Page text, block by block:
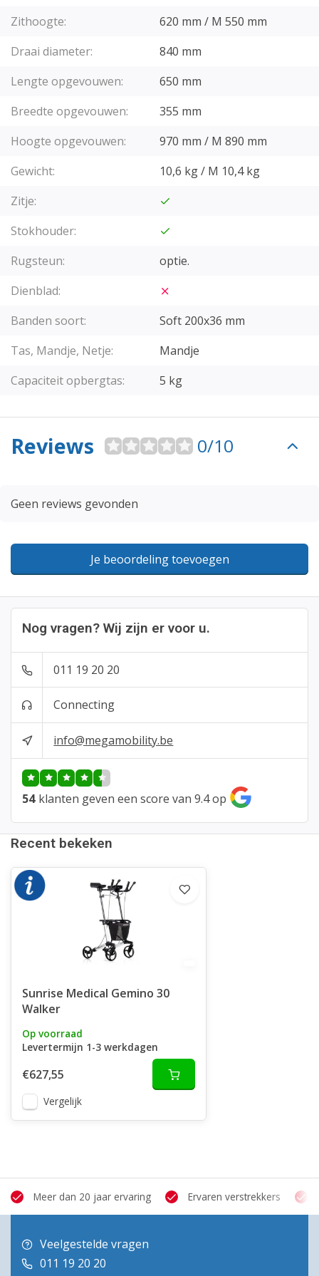
Zithoogte:
620 mm / M 550 mm
Draai diameter:
840 mm
Lengte opgevouwen:
650 mm
Breedte opgevouwen:
355 mm
Hoogte opgevouwen:
970 mm / M 890 mm
Gewicht:
10,6 kg / M 10,4 kg
Zitje:
Stokhouder:
Rugsteun:
optie.
Dienblad:
Banden soort:
Soft 200x36 mm
Tas, Mandje, Netje:
Mandje
Capaciteit opbergtas:
5 kg
Nog vragen? Wij zijn er voor u.
011 19 20 20
Connecting
info@megamobility.be
54 klanten geven een score van 9.4 op
Reviews 0/10
Geen reviews gevonden
Je beoordeling toevoegen
Recent bekeken
Sunrise Medical Gemino 30
Walker
Op voorraad
Levertermijn 1-3 werkdagen
€627,55
Vergelijk
Meer dan 20 jaar ervaring Ervaren verstrekkers
Veelgestelde vragen
011 19 20 20